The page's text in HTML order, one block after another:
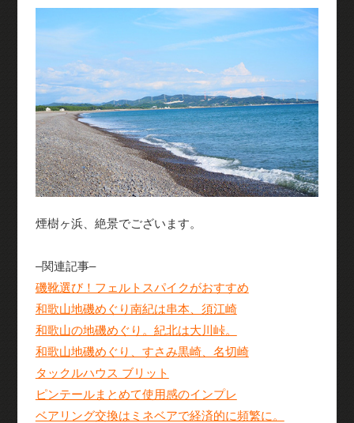
煙樹ヶ浜、絶景でございます。
–関連記事–
磯靴選び！フェルトスパイクがおすすめ
和歌山地磯めぐり南紀は串本、須江崎
和歌山の地磯めぐり。紀北は大川峠。
和歌山地磯めぐり、すさみ黒崎、名切崎
タックルハウス ブリット
ピンテールまとめて使用感のインプレ
ベアリング交換はミネベアで経済的に頻繁に。